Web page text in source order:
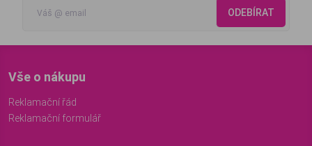
ODEBÍRAT
Vše o nákupu
Reklamační řád
Reklamační formulář